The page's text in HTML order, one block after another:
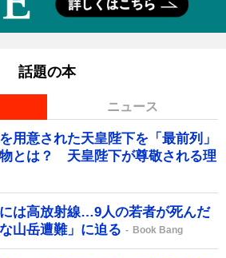
話題の本
ニュース
用意された天皇陛下を「最前列」
とは？ 天皇陛下が尊敬される理
は高放射線…9人の若者が死んだ
山岳遭難」に迫る
Book Bang